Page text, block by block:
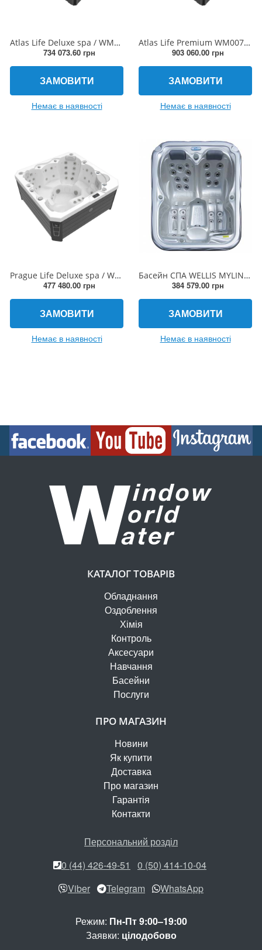
Atlas Life Deluxe spa / WM00756-D
734 073.60 грн
ЗАМОВИТИ
Немає в наявності
Atlas Life Premium WM00756-P 6 місць, 215 × 215 × 86,5cm, 391 kg
903 060.00 грн
ЗАМОВИТИ
Немає в наявності
Prague Life Deluxe spa / WM00800-D, 6 місць, 200 × 200 × 90 cm
477 480.00 грн
ЗАМОВИТИ
Немає в наявності
Басейн СПА WELLIS MYLINE MARS
384 579.00 грн
ЗАМОВИТИ
Немає в наявності
КАТАЛОГ ТОВАРІВ
Обладнання
Оздоблення
Хімія
Контроль
Аксесуари
Навчання
Басейни
Послуги
ПРО МАГАЗИН
Новини
Як купити
Доставка
Про магазин
Гарантія
Контакти
Персональний розділ
0 (44) 426-49-51
0 (50) 414-10-04
Viber
Telegram WhatsApp
Режим: Пн-Пт 9:00–19:00
Заявки: цілодобово